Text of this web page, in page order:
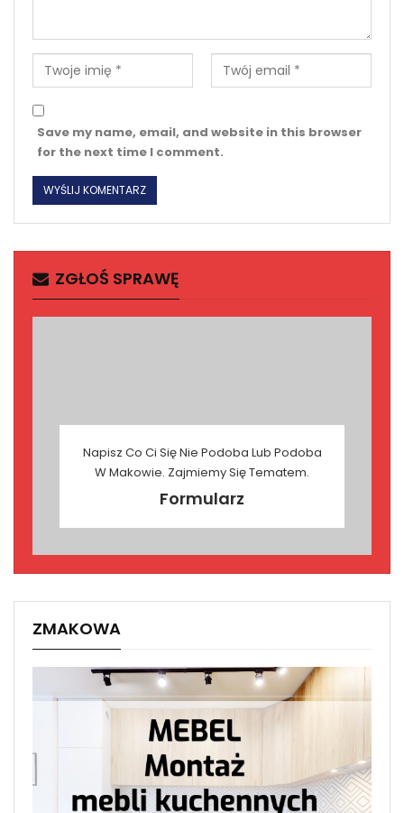
Save my name, email, and website in this browser
for the next time I comment.
ZGŁOŚ SPRAWĘ
Napisz Co Ci Się Nie Podoba Lub Podoba
W Makowie. Zajmiemy Się Tematem.
Formularz
ZMAKOWA